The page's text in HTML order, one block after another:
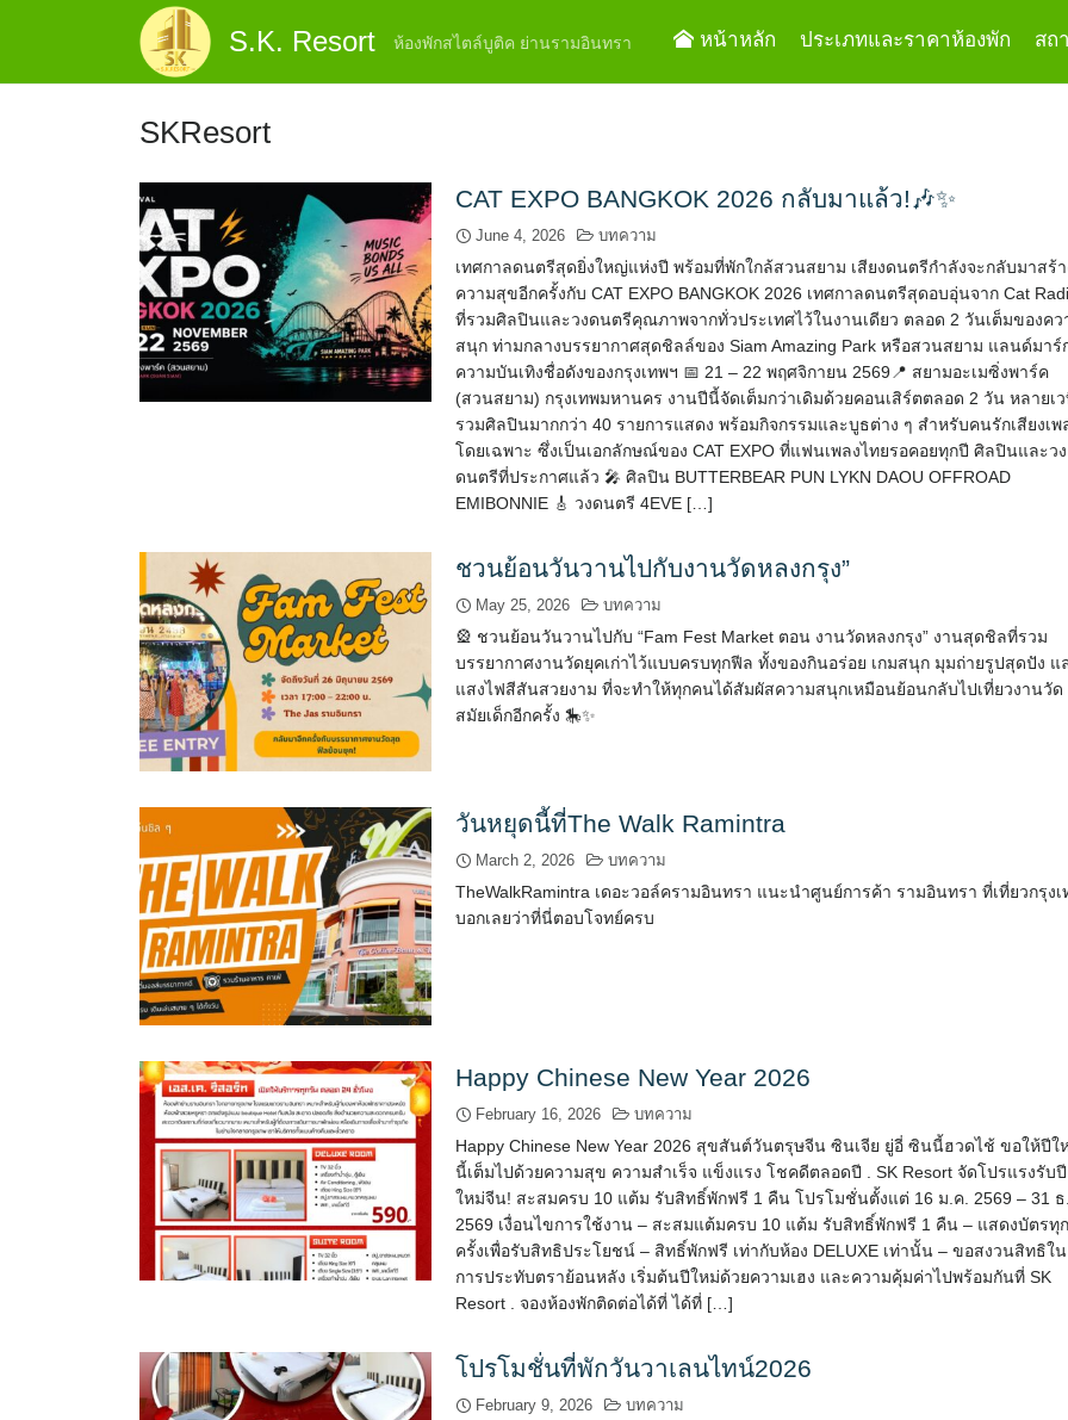
S.K. Resort ห้องพักสไตล์บูติค ย่านรามอินทรา หน้าหลัก ประเภทและราคาห้องพัก สถ
SKResort
CAT EXPO BANGKOK 2026 กลับมาแล้ว!🎶✨
June 4, 2026 บทความ
เทศกาลดนตรีสุดยิ่งใหญ่แห่งปี พร้อมที่พักใกล้สวนสยาม เสียงดนตรีกำลังจะกลับมาสร้า
ความสุขอีกครั้งกับ CAT EXPO BANGKOK 2026 เทศกาลดนตรีสุดอบอุ่นจาก Cat
ที่รวมศิลปินและวงดนตรีคุณภาพจากทั่วประเทศไว้ในงานเดียว ตลอด 2 วันเต็มของคว
สนุก ท่ามกลางบรรยากาศสุดชิลล์ของ Siam Amazing Park หรือสวนสยาม แลนด์มาร์
ความบันเทิงชื่อดังของกรุงเทพฯ 📅 21 – 22 พฤศจิกายน 2569📍 สยามอะเมซิ่งพาร์ค
(สวนสยาม) กรุงเทพมหานคร งานปีนี้จัดเต็มกว่าเดิมด้วยคอนเสิร์ตตลอด 2 วัน หลายเ
รวมศิลปินมากกว่า 40 รายการแสดง พร้อมกิจกรรมและบูธต่าง ๆ สำหรับคนรักเสียงเพ
โดยเฉพาะ ซึ่งเป็นเอกลักษณ์ของ CAT EXPO ที่แฟนเพลงไทยรอคอยทุกปี ศิลปินและวง
ดนตรีที่ประกาศแล้ว 🎤 ศิลปิน BUTTERBEAR PUN LYKN DAOU OFFROAD
EMIBONNIE 🎸 วงดนตรี 4EVE […]
ชวนย้อนวันวานไปกับงานวัดหลงกรุง”
May 25, 2026 บทความ
🎡 ชวนย้อนวันวานไปกับ “Fam Fest Market ตอน งานวัดหลงกรุง” งานสุดชิลที่รวม
บรรยากาศงานวัดยุคเก่าไว้แบบครบทุกฟีล ทั้งของกินอร่อย เกมสนุก มุมถ่ายรูปสุดปัง แ
แสงไฟสีสันสวยงาม ที่จะทำให้ทุกคนได้สัมผัสความสนุกเหมือนย้อนกลับไปเที่ยวงานวัด
สมัยเด็กอีกครั้ง 🎠✨
วันหยุดนี้ที่The Walk Ramintra
March 2, 2026 บทความ
TheWalkRamintra เดอะวอล์ครามอินทรา แนะนำศูนย์การค้า รามอินทรา ที่เที่ยวกรุงเ
บอกเลยว่าที่นี่ตอบโจทย์ครบ
Happy Chinese New Year 2026
February 16, 2026 บทความ
Happy Chinese New Year 2026 สุขสันต์วันตรุษจีน ซินเจีย ยู่อี่ ซินนี้ฮวดไช้ ขอให้ปีใ
นี้เต็มไปด้วยความสุข ความสำเร็จ แข็งแรง โชคดีตลอดปี . SK Resort จัดโปรแรงรับปี
ใหม่จีน! สะสมครบ 10 แต้ม รับสิทธิ์พักฟรี 1 คืน โปรโมชั่นตั้งแต่ 16 ม.ค. 2569 – 31 ธ
2569 เงื่อนไขการใช้งาน – สะสมแต้มครบ 10 แต้ม รับสิทธิ์พักฟรี 1 คืน – แสดงบัตรทุก
ครั้งเพื่อรับสิทธิประโยชน์ – สิทธิ์พักฟรี เท่ากับห้อง DELUXE เท่านั้น – ขอสงวนสิทธิใน
การประทับตราย้อนหลัง เริ่มต้นปีใหม่ด้วยความเฮง และความคุ้มค่าไปพร้อมกันที่ SK
Resort . จองห้องพักติดต่อได้ที่ ได้ที่ […]
โปรโมชั่นที่พักวันวาเลนไทน์2026
February 9, 2026 บทความ